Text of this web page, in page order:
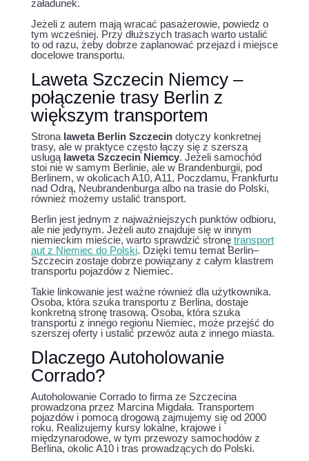
załadunek.
Jeżeli z autem mają wracać pasażerowie, powiedz o
tym wcześniej. Przy dłuższych trasach warto ustalić
to od razu, żeby dobrze zaplanować przejazd i miejsce
docelowe transportu.
Laweta Szczecin Niemcy –
połączenie trasy Berlin z
większym transportem
Strona laweta Berlin Szczecindotyczy konkretnej
trasy, ale w praktyce często łączy się z szerszą
usługą laweta Szczecin Niemcy. Jeżeli samochód
stoi nie w samym Berlinie, ale w Brandenburgii, pod
Berlinem, w okolicach A10, A11, Poczdamu, Frankfurtu
nad Odrą, Neubrandenburga albo na trasie do Polski,
również możemy ustalić transport.
Berlin jest jednym z najważniejszych punktów odbioru,
ale nie jedynym. Jeżeli auto znajduje się w innym
niemieckim mieście, warto sprawdzić stronę transport
aut z Niemiec do Polski. Dzięki temu temat Berlin–
Szczecin zostaje dobrze powiązany z całym klastrem
transportu pojazdów z Niemiec.
Takie linkowanie jest ważne również dla użytkownika.
Osoba, która szuka transportu z Berlina, dostaje
konkretną stronę trasową. Osoba, która szuka
transportu z innego regionu Niemiec, może przejść do
szerszej oferty i ustalić przewóz auta z innego miasta.
Dlaczego Autoholowanie
Corrado?
Autoholowanie Corrado to firma ze Szczecina
prowadzona przez Marcina Migdała. Transportem
pojazdów i pomocą drogową zajmujemy się od 2000
roku. Realizujemy kursy lokalne, krajowe i
międzynarodowe, w tym przewozy samochodów z
Berlina, okolic A10 i tras prowadzących do Polski.